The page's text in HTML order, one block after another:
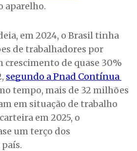
aparelho.
em 2024, o Brasil tinha
de trabalhadores por
crescimento de quase 30%
segundo a Pnad Contínua
tempo, mais de 32 milhões
em situação de trabalho
em 2025, o
um terço dos